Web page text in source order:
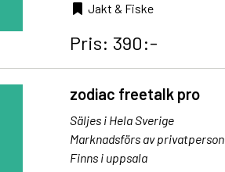
Jakt & Fiske
Pris: 390:-
zodiac freetalk pro
Säljes i Hela Sverige
Marknadsförs av privatperson
Finns i uppsala